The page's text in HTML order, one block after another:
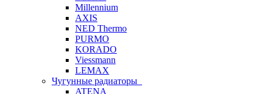
Millennium
AXIS
NED Thermo
PURMO
KORADO
Viessmann
LEMAX
Чугунные радиаторы
ATENA